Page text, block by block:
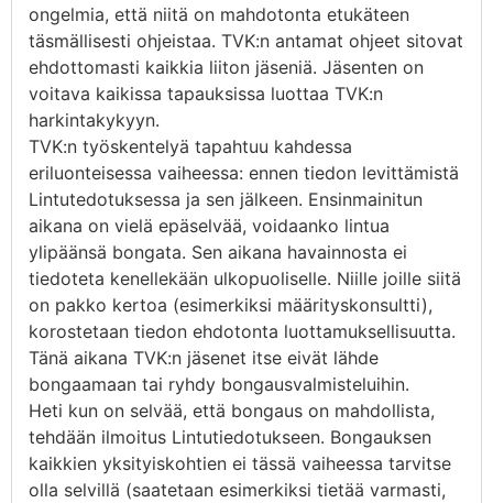
ongelmia, että niitä on mahdotonta etukäteen
täsmällisesti ohjeistaa. TVK:n antamat ohjeet sitovat
ehdottomasti kaikkia liiton jäseniä. Jäsenten on
voitava kaikissa tapauksissa luottaa TVK:n
harkintakykyyn.
TVK:n työskentelyä tapahtuu kahdessa
eriluonteisessa vaiheessa: ennen tiedon levittämistä
Lintutedotuksessa ja sen jälkeen. Ensinmainitun
aikana on vielä epäselvää, voidaanko lintua
ylipäänsä bongata. Sen aikana havainnosta ei
tiedoteta kenellekään ulkopuoliselle. Niille joille siitä
on pakko kertoa (esimerkiksi määrityskonsultti),
korostetaan tiedon ehdotonta luottamuksellisuutta.
Tänä aikana TVK:n jäsenet itse eivät lähde
bongaamaan tai ryhdy bongausvalmisteluihin.
Heti kun on selvää, että bongaus on mahdollista,
tehdään ilmoitus Lintutiedotukseen. Bongauksen
kaikkien yksityiskohtien ei tässä vaiheessa tarvitse
olla selvillä (saatetaan esimerkiksi tietää varmasti,